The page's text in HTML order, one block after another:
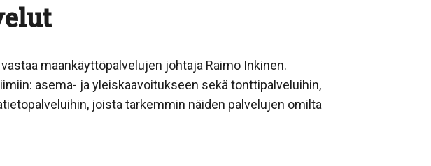
maankäyttöpalvelujen johtaja Raimo Inkinen.
asema- ja yleiskaavoitukseen sekä tonttipalveluihin,
joista tarkemmin näiden palvelujen omilta